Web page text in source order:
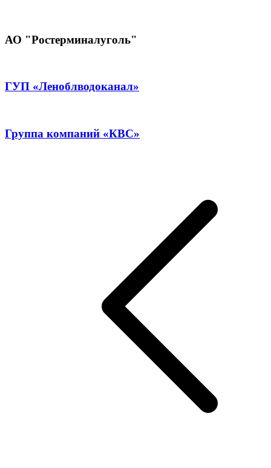
АО "Ростерминалуголь"
ГУП «Леноблводоканал»
Группа компаний «КВС»